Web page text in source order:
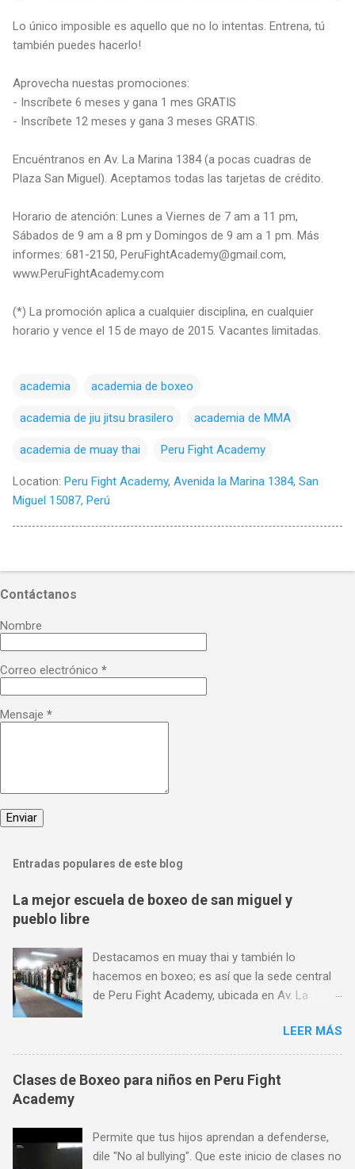
Lo único imposible es aquello que no lo intentas. Entrena, tú
también puedes hacerlo!
Aprovecha nuestas promociones:
- Inscríbete 6 meses y gana 1 mes GRATIS
- Inscríbete 12 meses y gana 3 meses GRATIS.
Encuéntranos en Av. La Marina 1384 (a pocas cuadras de
Plaza San Miguel). Aceptamos todas las tarjetas de crédito.
Horario de atención: Lunes a Viernes de 7 am a 11 pm,
Sábados de 9 am a 8 pm y Domingos de 9 am a 1 pm. Más
informes: 681-2150, PeruFightAcademy@gmail.com,
www.PeruFightAcademy.com
(*) La promoción aplica a cualquier disciplina, en cualquier
horario y vence el 15 de mayo de 2015. Vacantes limitadas.
academia academia de boxeo
academia de jiu jitsu brasilero academia de MMA
academia de muay thai Peru Fight Academy
Location: Peru Fight Academy, Avenida la Marina 1384, San
Miguel 15087, Perú
Contáctanos
Nombre
Correo electrónico *
Mensaje *
Entradas populares de este blog
La mejor escuela de boxeo de san miguel y
pueblo libre
Destacamos en muay thai y también lo
hacemos en boxeo; es así que la sede central
de Peru Fight Academy, ubicada en Av. La
lugar para aprender boxeo de San Miguel,
Pueblo Libre y Jesús María; y todo ello gracias
a su preferencia. Encuéntranos en Av. La
Marina 1368 (a pocas cuadras de Plaza San
a Viernes de 7 am a 11 pm, Sábados de 9 am a
LEER MÁS
Clases de Boxeo para niños en Peru Fight
Academy
Permite que tus hijos aprendan a defenderse,
dile "No al bullying". Que este inicio de clases no